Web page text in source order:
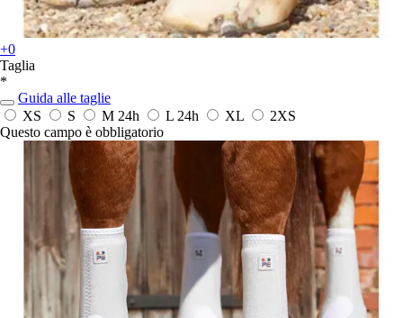
+0
Taglia
*
Guida alle taglie
XS
S M 24h L 24h XL
2XS
Questo campo è obbligatorio